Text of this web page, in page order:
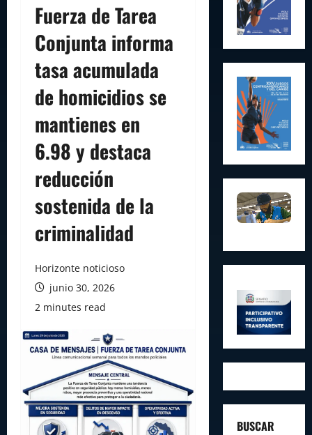
Fuerza de Tarea
Conjunta informa
tasa acumulada
de homicidios se
mantienes en
6.98 y destaca
reducción
sostenida de la
criminalidad
Horizonte noticioso
junio 30, 2026
2 minutes read
BUSCAR